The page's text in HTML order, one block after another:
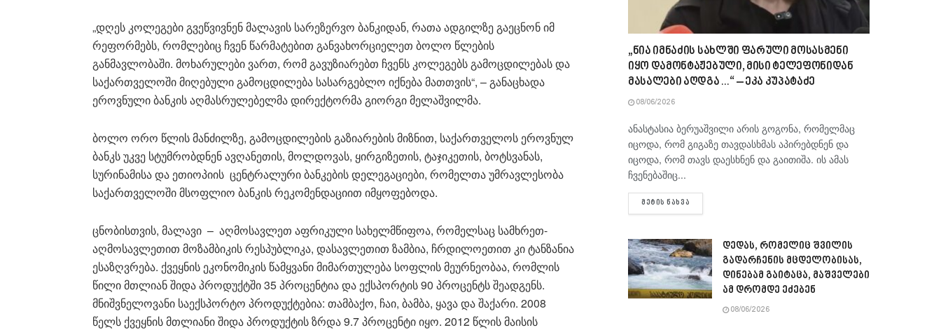
„დღეს კოლეგები გვეწვივნენ მალავის სარეზერვო ბანკიდან, რათა ადგილზე გაეცნონ იმ
რეფორმებს, რომლებიც ჩვენ წარმატებით განვახორციელეთ ბოლო წლების
განმავლობაში. მოხარულები ვართ, რომ გავუზიარებთ ჩვენს კოლეგებს გამოცდილებას და
საქართველოში მიღებული გამოცდილება სასარგებლო იქნება მათთვის“, – განაცხადა
ეროვნული ბანკის აღმასრულებელმა დირექტორმა გიორგი მელაშვილმა.
ბოლო ორო წლის მანძილზე, გამოცდილების გაზიარების მიზნით, საქართველოს ეროვნულ
ბანკს უკვე სტუმრობდნენ ავღანეთის, მოლდოვას, ყირგიზეთის, ტაჯიკეთის, ბოტსვანას,
სურინამისა და ეთიოპიის ცენტრალური ბანკების დელეგაციები, რომელთა უმრავლესობა
საქართველოში მსოფლიო ბანკის რეკომენდაციით იმყოფებოდა.
ცნობისთვის, მალავი – აღმოსავლეთ აფრიკული სახელმწიფოა, რომელსაც სამხრეთ-
აღმოსავლეთით მოზამბიკის რესპუბლიკა, დასავლეთით ზამბია, ჩრდილოეთით კი ტანზანია
ესაზღვრება. ქვეყნის ეკონომიკის წამყვანი მიმართულება სოფლის მეურნეობაა, რომლის
წილი მთლიან შიდა პროდუქტში 35 პროცენტია და ექსპორტის 90 პროცენტს შეადგენს.
მნიშვნელოვანი საექსპორტო პროდუქტებია: თამბაქო, ჩაი, ბამბა, ყავა და შაქარი. 2008
წელს ქვეყნის მთლიანი შიდა პროდუქტის ზრდა 9.7 პროცენტი იყო. 2012 წლის მაისის
„ნია იმნაძის სახლში ფარული მოსასმენი
იყო დამონტაჟებული, მისი ტელეფონიდან
მასალები აღდგა…“ – ეკა კუპატაძე
08/06/2026
ანასტასია ბერუაშვილი არის გოგონა, რომელმაც
იცოდა, რომ გიგაზე თავდასხმას აპირებდნენ და
იცოდა, რომ თავს დაესხნენ და გაითიშა. ის ამას
ჩვენებაშიც...
ᲛᲔᲢᲘᲡ ᲜᲐᲮᲕᲐ
დედას, რომელიც შვილის
გადარჩენის მცდელობისას,
დინებამ გაიტაცა, მაშველები
ამ დრომდე ეძებენ
08/06/2026